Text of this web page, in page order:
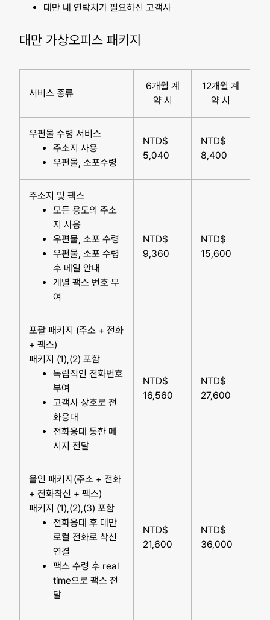
대만 내 연락처가 필요하신 고객사
대만 가상오피스 패키지
서비스 종류
6개월 계
약 시
12개월 계
약 시
우편물 수령 서비스
주소지 사용
우편물, 소포수령
NTD$
5,040
NTD$
8,400
주소지 및 팩스
모든 용도의 주소
지 사용
우편물, 소포 수령
우편물, 소포 수령
후 메일 안내
개별 팩스 번호 부
여
NTD$
9,360
NTD$
15,600
포괄 패키지 (주소 + 전화
+ 팩스)
패키지 (1),(2) 포함
독립적인 전화번호
부여
고객사 상호로 전
화응대
전화응대 통한 메
시지 전달
NTD$
16,560
NTD$
27,600
올인 패키지(주소 + 전화
+ 전화착신 + 팩스)
패키지 (1),(2),(3) 포함
전화응대 후 대만
로컬 전화로 착신
연결
팩스 수령 후 real
time으로 팩스 전
달
NTD$
21,600
NTD$
36,000